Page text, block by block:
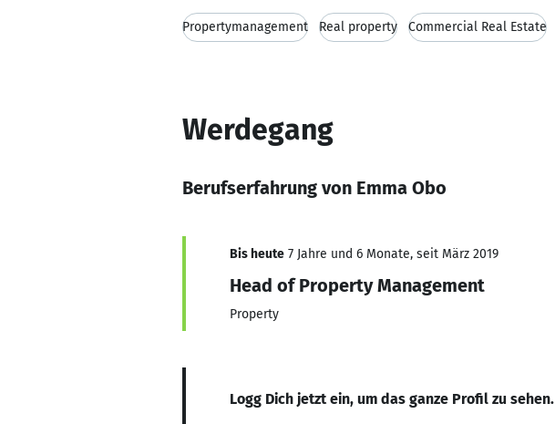
Propertymanagement Real property Commercial Real Estate
Werdegang
Berufserfahrung von Emma Obo
Bis heute 7 Jahre und 6 Monate, seit März 2019
Head of Property Management
Property
Logg Dich jetzt ein, um das ganze Profil zu sehen.